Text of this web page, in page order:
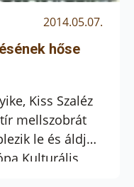
2014.05.07.
hőse
Kiss Szaléz
mellszobrát
le és áldják
Kulturális